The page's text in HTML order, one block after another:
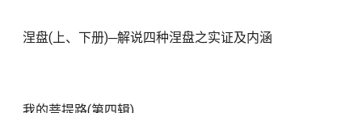
涅盘(上、下册)─解说四种涅盘之实证及内涵